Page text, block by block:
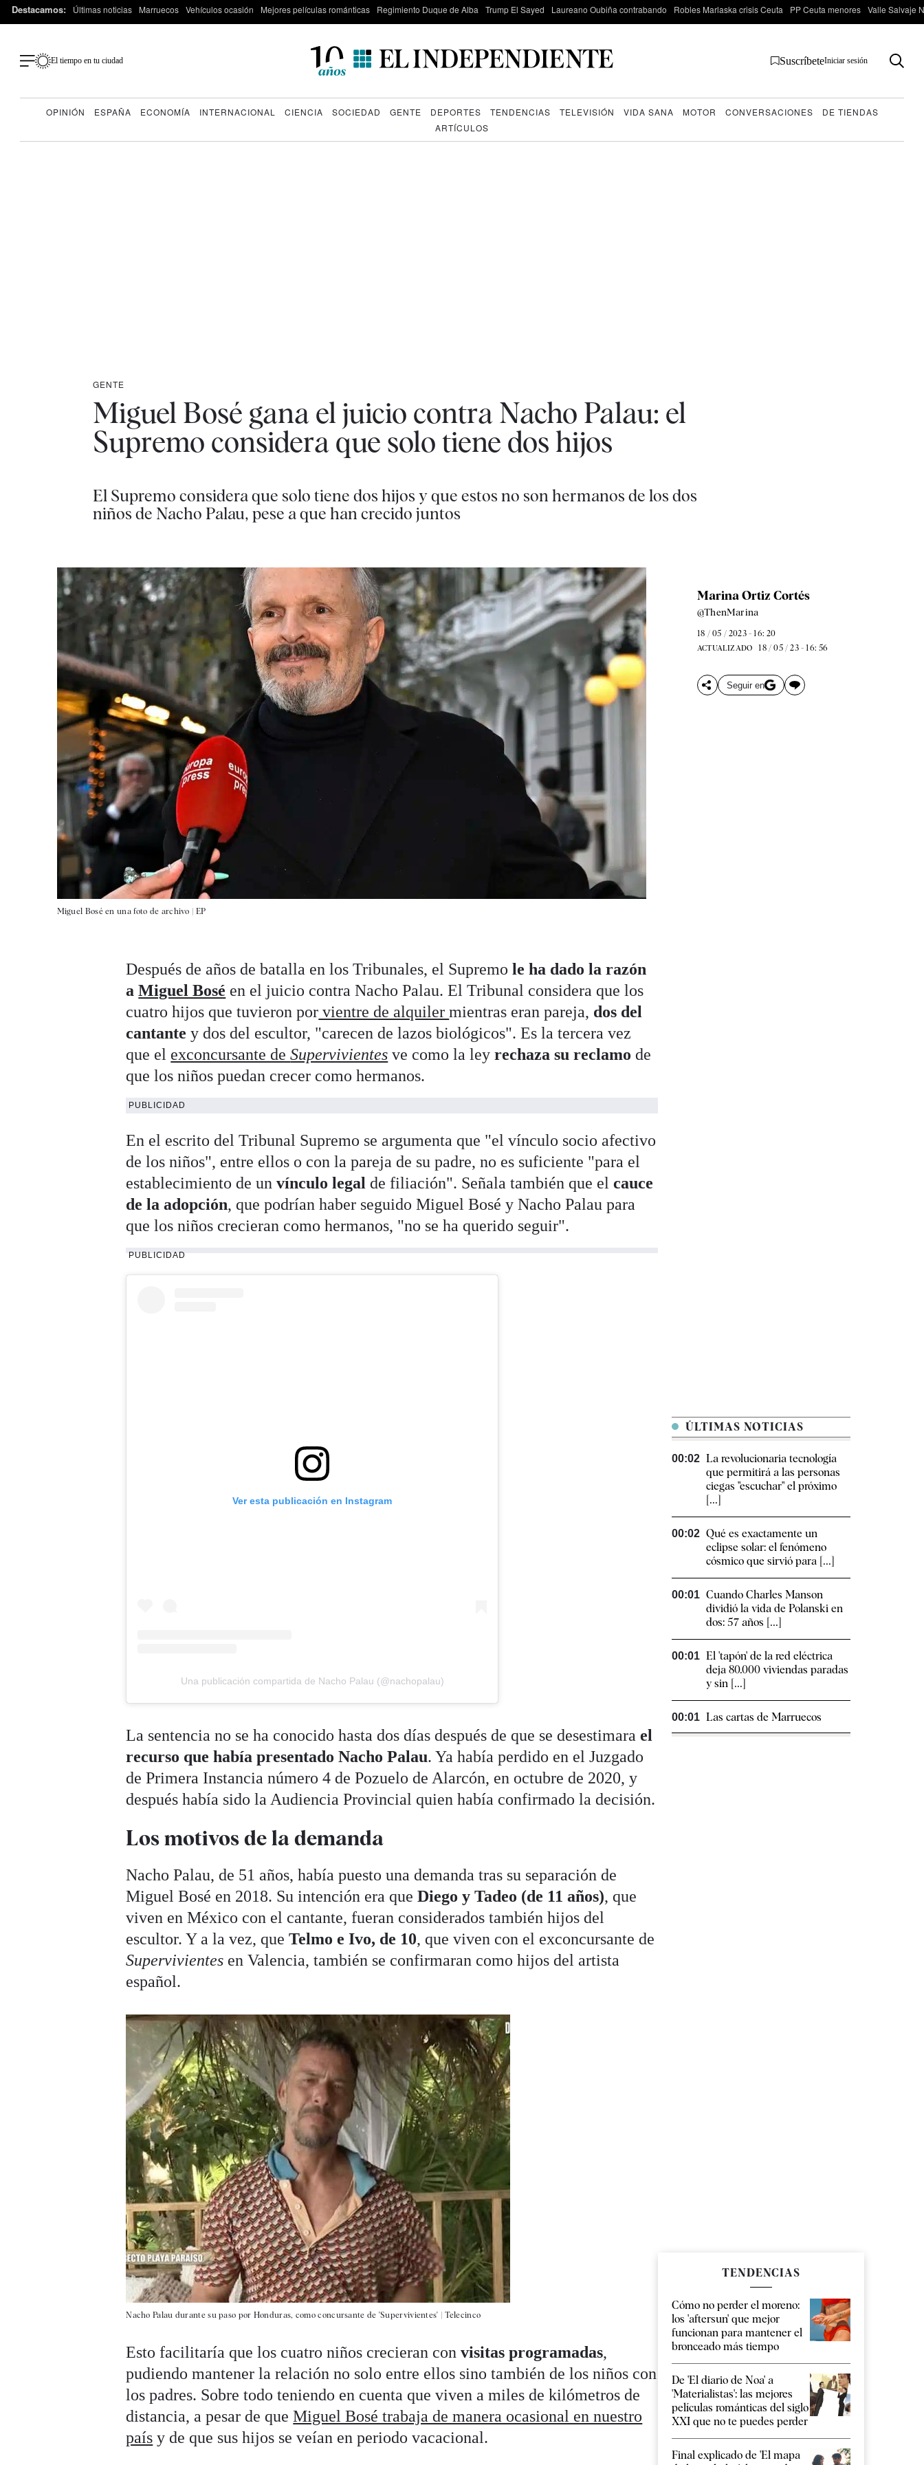
Destacamos: Últimas noticias Marruecos Vehículos ocasión Mejores películas románticas Regimiento Duque de Alba Trump El Sayed Laureano Oubiña contrabando Robles Marlaska crisis Ceuta PP Ceuta menores Valle Salvaje
El tiempo en tu ciudad SuscríbeteIniciar sesión
OPINIÓN ESPAÑA ECONOMÍA INTERNACIONAL CIENCIA SOCIEDAD GENTE DEPORTES TENDENCIAS TELEVISIÓN VIDA SANA MOTOR CONVERSACIONES
DE TIENDAS
ARTÍCULOS
GENTE
Miguel Bosé gana el juicio contra Nacho Palau: el
Supremo considera que solo tiene dos hijos
El Supremo considera que solo tiene dos hijos y que estos no son hermanos de los dos
niños de Nacho Palau, pese a que han crecido juntos
Miguel Bosé en una foto de archivo | EP
Marina Ortiz Cortés
@ThenMarina
18 / 05 / 2023 - 16: 20
ACTUALIZADO 18 / 05 / 23 - 16: 56
Seguir en
Después de años de batalla en los Tribunales, el Supremole ha dado la razón
aMiguel Bosé en el juicio contra Nacho Palau. El Tribunal considera que los
cuatro hijos que tuvieron por vientre de alquilermientras eran pareja, dos del
cantante y dos del escultor, "carecen de lazos biológicos". Es la tercera vez
que el exconcursante deSupervivientes ve como la leyrechaza su reclamo de
que los niños puedan crecer como hermanos.
PUBLICIDAD
En el escrito del Tribunal Supremo se argumenta que "el vínculo socio afectivo
de los niños", entre ellos o con la pareja de su padre, no es suficiente "para el
establecimiento de un vínculo legalde filiación". Señala también que elcauce
de la adopción, que podrían haber seguido Miguel Bosé y Nacho Palau para
que los niños crecieran como hermanos, "no se ha querido seguir".
PUBLICIDAD
Ver esta publicación en Instagram
Una publicación compartida de Nacho Palau (@nachopalau)
La sentencia no se ha conocido hasta dos días después de que se desestimarael
recurso que había presentado Nacho Palau. Ya había perdido en el Juzgado
de Primera Instancia número 4 de Pozuelo de Alarcón, en octubre de 2020, y
después había sido la Audiencia Provincial quien había confirmado la decisión.
Los motivos de la demanda
Nacho Palau, de 51 años, había puesto una demanda tras su separación de
Miguel Bosé en 2018. Su intención era queDiego y Tadeo (de 11 años), que
viven en México con el cantante, fueran considerados también hijos del
escultor. Y a la vez, queTelmo e Ivo, de 10, que viven con el exconcursante de
Supervivientes en Valencia, también se confirmaran como hijos del artista
español.
Nacho Palau durante su paso por Honduras, como concursante de 'Supervivientes' | Telecinco
Esto facilitaría que los cuatro niños crecieran convisitas programadas,
pudiendo mantener la relación no solo entre ellos sino también de los niños con
los padres. Sobre todo teniendo en cuenta que viven a miles de kilómetros de
distancia, a pesar de queMiguel Bosé trabaja de manera ocasional en nuestro
país y de que sus hijos se veían en periodo vacacional.
ÚLTIMAS NOTICIAS
00:02 La revolucionaria tecnología
que permitirá a las personas
ciegas "escuchar" el próximo
[...]
00:02 Qué es exactamente un
eclipse solar: el fenómeno
cósmico que sirvió para [...]
00:01 Cuando Charles Manson
dividió la vida de Polanski en
dos: 57 años [...]
00:01 El 'tapón' de la red eléctrica
deja 80.000 viviendas paradas
y sin [...]
00:01 Las cartas de Marruecos
TENDENCIAS
Cómo no perder el moreno:
los 'aftersun' que mejor
funcionan para mantener el
bronceado más tiempo
De 'El diario de Noa' a
'Materialistas': las mejores
películas románticas del siglo
XXI que no te puedes perder
Final explicado de 'El mapa